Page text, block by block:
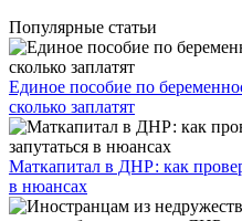
Популярные статьи
Единое пособие по
сколько заплатят
​Маткапитал в ДНР: как
в нюансах